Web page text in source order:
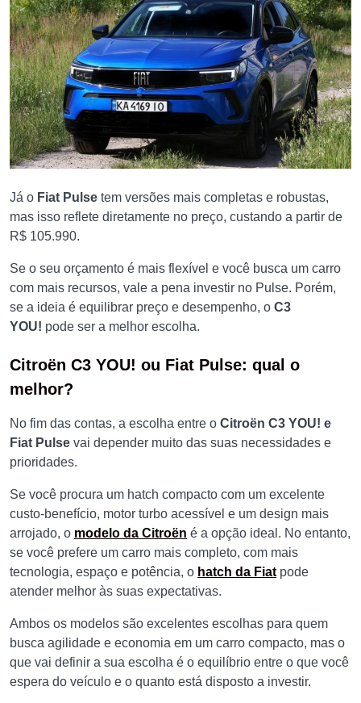
Já o Fiat Pulse tem versões mais completas e robustas,
mas isso reflete diretamente no preço, custando a partir de
R$ 105.990.
Se o seu orçamento é mais flexível e você busca um carro
com mais recursos, vale a pena investir no Pulse. Porém,
se a ideia é equilibrar preço e desempenho, o C3
YOU! pode ser a melhor escolha.
Citroën C3 YOU! ou Fiat Pulse: qual o
melhor?
No fim das contas, a escolha entre o Citroën C3 YOU! e
Fiat Pulse vai depender muito das suas necessidades e
prioridades.
Se você procura um hatch compacto com um excelente
custo-benefício, motor turbo acessível e um design mais
arrojado, o modelo da Citroën é a opção ideal. No entanto,
se você prefere um carro mais completo, com mais
tecnologia, espaço e potência, o hatch da Fiat pode
atender melhor às suas expectativas.
Ambos os modelos são excelentes escolhas para quem
busca agilidade e economia em um carro compacto, mas o
que vai definir a sua escolha é o equilíbrio entre o que você
espera do veículo e o quanto está disposto a investir.